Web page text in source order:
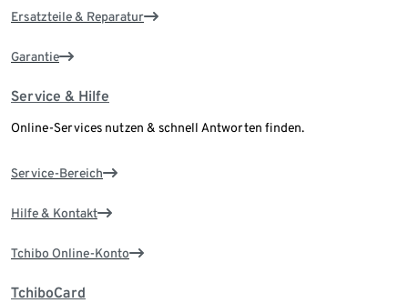
Ersatzteile & Reparatur
Garantie
Service & Hilfe
Online-Services nutzen & schnell Antworten finden.
Service-Bereich
Hilfe & Kontakt
Tchibo Online-Konto
TchiboCard